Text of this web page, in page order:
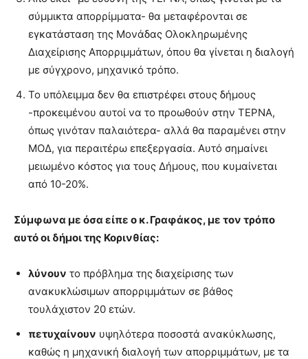
σύμμικτα απορρίμματα- θα μεταφέρονται σε
εγκατάσταση της Μονάδας Ολοκληρωμένης
Διαχείρισης Απορριμμάτων, όπου θα γίνεται η διαλογή
με σύγχρονο, μηχανικό τρόπο.
Το υπόλειμμα δεν θα επιστρέφει στους δήμους
-προκειμένου αυτοί να το προωθούν στην ΤΕΡΝΑ,
όπως γινόταν παλαιότερα- αλλά θα παραμένει στην
ΜΟΔ, για περαιτέρω επεξεργασία. Αυτό σημαίνει
μειωμένο κόστος για τους Δήμους, που κυμαίνεται
από 10-20%.
Σύμφωνα με όσα είπε ο κ. Γραφάκος, με τον τρόπο
αυτό οι δήμοι της Κορινθίας:
λύνουν το πρόβλημα της διαχείρισης των
ανακυκλώσιμων απορριμμάτων σε βάθος
τουλάχιστον 20 ετών.
πετυχαίνουν υψηλότερα ποσοστά ανακύκλωσης,
καθώς η μηχανική διαλογή των απορριμμάτων, με τα